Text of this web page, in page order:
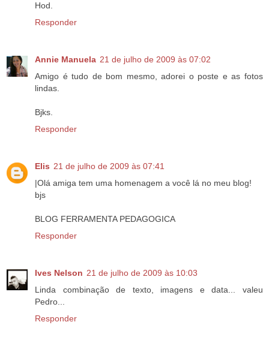
Hod.
Responder
Annie Manuela 21 de julho de 2009 às 07:02
Amigo é tudo de bom mesmo, adorei o poste e as fotos
lindas.
Bjks.
Responder
Elis 21 de julho de 2009 às 07:41
|Olá amiga tem uma homenagem a você lá no meu blog!
bjs
BLOG FERRAMENTA PEDAGOGICA
Responder
Ives Nelson 21 de julho de 2009 às 10:03
Linda combinação de texto, imagens e data... valeu
Pedro...
Responder